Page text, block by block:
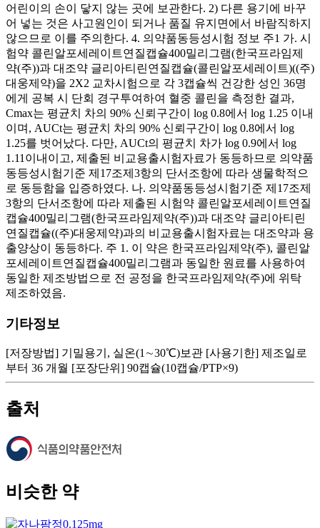
어린이의 손이 닿지 않는 곳에 보관한다. 2) 다른 용기에 바꾸
어 넣는 것은 사고원인이 되거나 품질 유지면에서 바람직하지
않으므로 이를 주의한다. 4. 의약품동등성시험 정보 주1 가. 시
험약 콜린알포세레이트연질캡슐400밀리그램(한국프라임제
약(주))과 대조약 글리아티린연질캡슐(콜린알포세레이트)((주)
대웅제약)을 2X2 교차시험으로 각 3캡슐씩 건강한 성인 36명
에게 공복 시 단회 경구투여하여 혈중 콜린을 측정한 결과,
Cmax는 평균치 차의 90% 신뢰구간이 log 0.8에서 log 1.25 이내
이며, AUCt는 평균치 차의 90% 신뢰구간이 log 0.8에서 log
1.25를 벗어났다. 다만, AUCt의 평균치 차가 log 0.9에서 log
1.11이내이고, 제출된 비교용출시험자료가 동등하므로 의약품
동등성시험기준 제17조제3항의 단서조항에 따라 생물학적으
로 동등함을 입증하였다. 나. 의약품동등성시험기준 제17조제
3항의 단서조항에 따라 제출된 시험약 콜린알포세레이트연질
캡슐400밀리그램(한국프라임제약(주))과 대조약 글리아티린
연질캡슐((주)대웅제약)과의 비교용출시험자료는 대조약과 용
출양상이 동등하다. 주 1. 이 약은 한국프라임제약(주), 콜린알
포세레이트연질캡슐400밀리그램과 동일한 원료를 사용하여
동일한 제조방법으로 전 공정을 한국프라임제약(주)에 위탁
제조하였음.
기타정보
[저장방법] 기밀용기, 실온(1∼30℃)보관 [사용기한] 제조일로
부터 36 개월 [포장단위] 90캡슐(10캡슐/PTP×9)
출처
비슷한 약